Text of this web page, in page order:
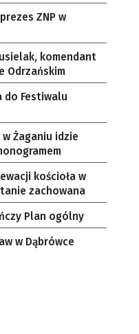
ZNP w
komendant
Odrzańskim
do Festiwalu
Żaganiu idzie
kościoła w
zachowana
Plan ogólny
w Dąbrówce